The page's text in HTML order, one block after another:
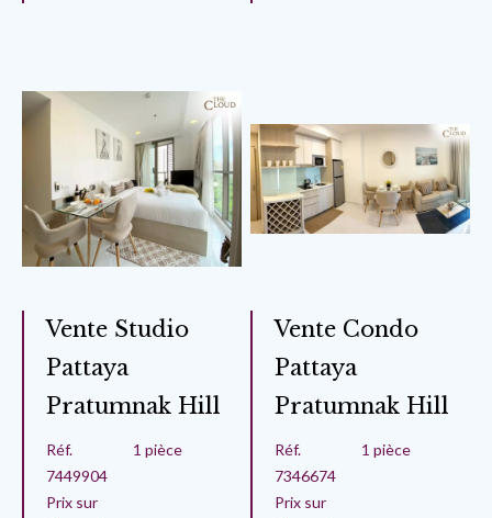
Vente Studio
Pattaya
Pratumnak Hill
Réf.
7449904
1 pièce
Prix sur
Vente Condo
Pattaya
Pratumnak Hill
Réf.
7346674
1 pièce
Prix sur